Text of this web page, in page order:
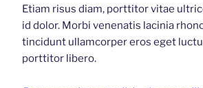
Etiam risus diam, porttitor vitae
id dolor. Morbi venenatis lacinia
tincidunt ullamcorper eros eget
porttitor libero.